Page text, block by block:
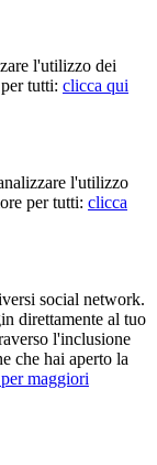
l'utilizzo dei
tutti: clicca qui
l'utilizzo
per tutti: clicca
social network.
direttamente al tuo
l'inclusione
che hai aperto la
maggiori